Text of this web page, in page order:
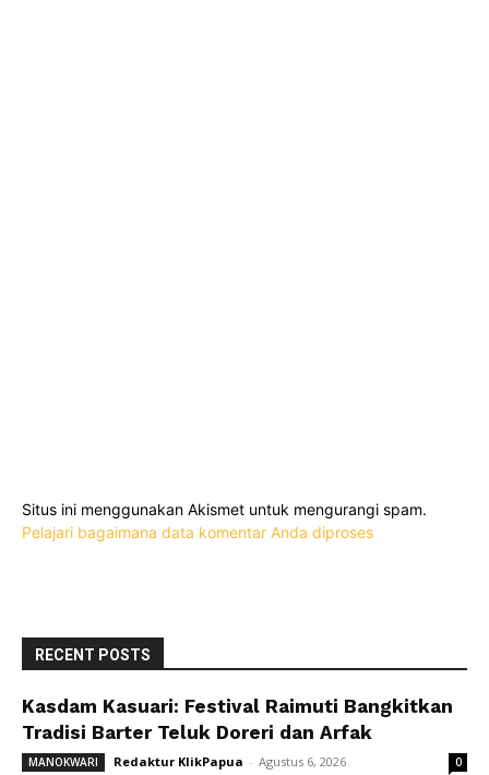
Situs ini menggunakan Akismet untuk mengurangi spam.
Pelajari bagaimana data komentar Anda diproses
RECENT POSTS
Kasdam Kasuari: Festival Raimuti Bangkitkan
Tradisi Barter Teluk Doreri dan Arfak
MANOKWARI Redaktur KlikPapua - Agustus 6, 2026 0